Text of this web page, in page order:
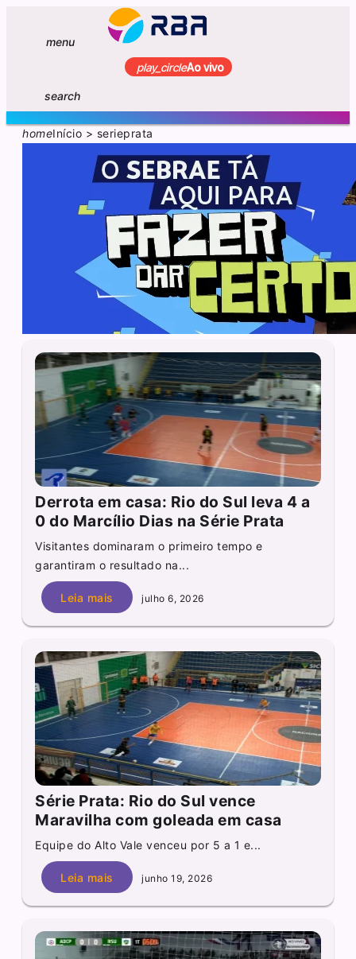
menu
play_circleAo vivo
search
homeInício > serieprata
Derrota em casa: Rio do Sul leva 4 a
0 do Marcílio Dias na Série Prata
Visitantes dominaram o primeiro tempo e
garantiram o resultado na...
Leia mais julho 6, 2026
Série Prata: Rio do Sul vence
Maravilha com goleada em casa
Equipe do Alto Vale venceu por 5 a 1 e...
Leia mais junho 19, 2026